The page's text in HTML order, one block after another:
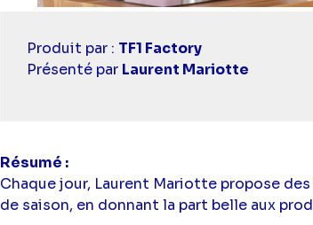
Casting
simba
Produit par : TF1 Factory
Présenté par Laurent Mariotte
Résumé
Chaque jour, Laurent Mariotte propose
de saison, en donnant la part belle aux